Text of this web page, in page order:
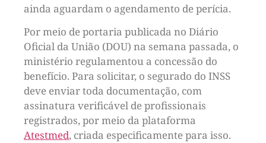
ainda aguardam o agendamento de perícia.
Por meio de portaria publicada no Diário
Oficial da União (DOU) na semana passada, o
ministério regulamentou a concessão do
benefício. Para solicitar, o segurado do INSS
deve enviar toda documentação, com
assinatura verificável de profissionais
registrados, por meio da plataforma
Atestmed, criada especificamente para isso.